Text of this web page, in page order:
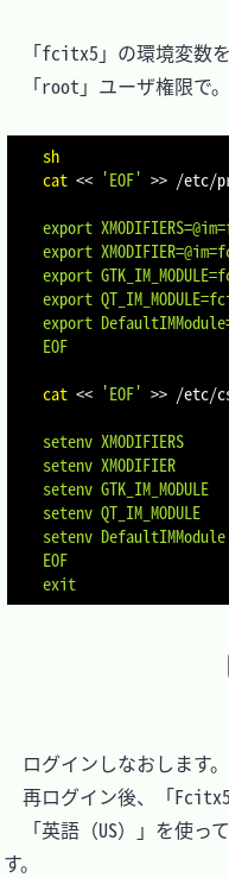
「fcitx5」の環境変数を
「root」ユーザ権限で。
sh
cat << 'EOF' >> /etc/
export
export
export
export
export
EOF
cat << 'EOF' >> /etc/
setenv XMODIFIERS
setenv XMODIFIER
setenv
setenv
setenv
EOF
exit
ログインしなおします。
再ログイン後、「
「英語（US）」を使っ
す。